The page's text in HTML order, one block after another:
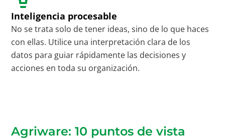
Inteligencia procesable
No se trata solo de tener ideas, sino de lo que haces
con ellas. Utilice una interpretación clara de los
datos para guiar rápidamente las decisiones y
acciones en toda su organización.
Agriware: 10 puntos de vista